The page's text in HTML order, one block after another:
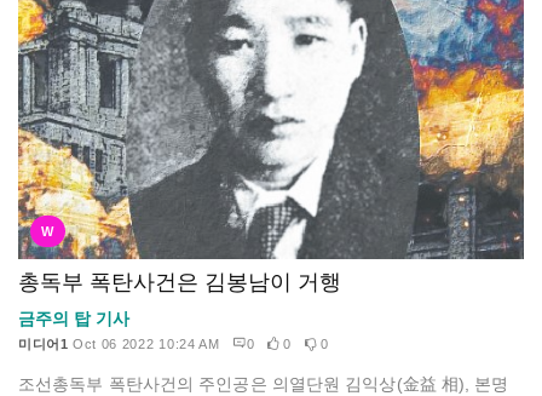
W
총독부 폭탄사건은 김봉남이 거행
금주의 탑 기사
미디어1 Oct 06 2022 10:24 AM 0 0 0
조선총독부 폭탄사건의 주인공은 의열단원 김익상(金益 相), 본명